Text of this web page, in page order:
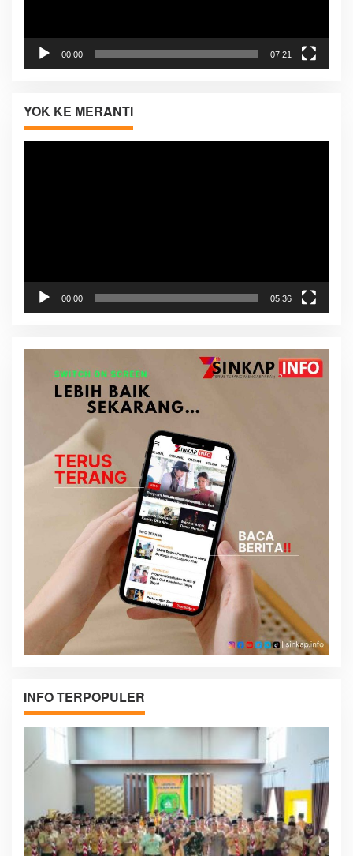
00:00 07:21
YOK KE MERANTI
Pemutar
00:00 05:36
INFO TERPOPULER